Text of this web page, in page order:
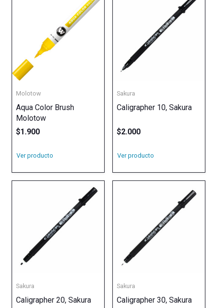
Molotow
Aqua Color Brush
Molotow
$1.900
Ver producto
Sakura
Caligrapher 10, Sakura
$2.000
Ver producto
Sakura
Caligrapher 20, Sakura
Sakura
Caligrapher 30, Sakura